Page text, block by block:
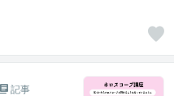
記事